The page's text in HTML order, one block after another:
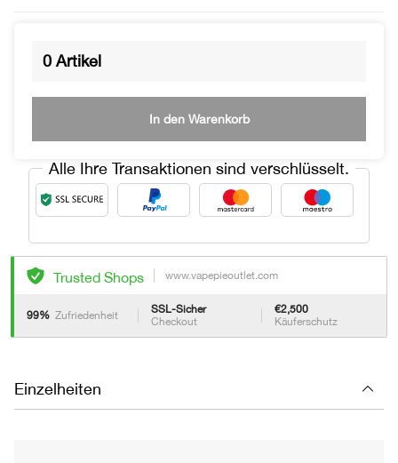
0 Artikel
In den Warenkorb
Alle Ihre Transaktionen sind verschlüsselt.
Trusted Shops www.vapepieoutlet.com
99% Zufriedenheit
SSL-Sicher
Checkout
€2,500
Käuferschutz
Einzelheiten